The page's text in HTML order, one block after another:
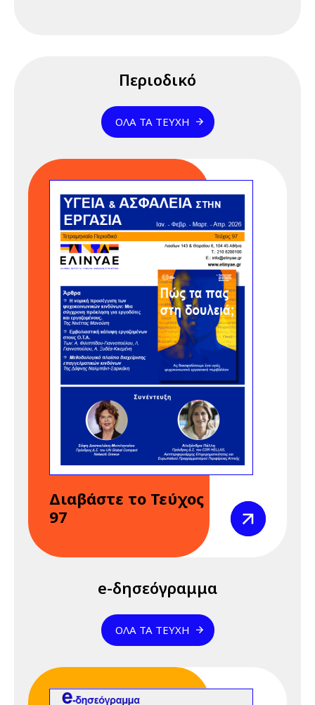
"Αποτελεσματική
καθοδήγηση
ομάδας", 15 & 17
Απριλίου 2026
12:00 am - 07:00 pm
Διαδικτυακό
Σεμινάριο
"Αποτελεσματική
καθοδήγηση
ομάδας", 15 & 17
Απριλίου 2026
23 Απριλίου 2026
05:00 pm - 12:00 am
Διαδικτυακό
(webinar)
"Κανονισμός
REACH" 23 & 24
Απριλίου 2026
24 Απριλίου 2026
Παρασκευή
Σεμινάριο
(webinar)
"Κανονισμός
REACH" 23 & 24
28 Απριλίου 2026
01:01 am - 12:00 pm
28 Απριλίου -
Παγκόσμια
Ασφάλεια και την
Υγεία στην
Περιοδικό
ΌΛΑ ΤΑ ΤΕΎΧΗ
Διαβάστε το Τεύχος
97
Προβολή
e-δησεόγραμμα
ΌΛΑ ΤΑ ΤΕΎΧΗ